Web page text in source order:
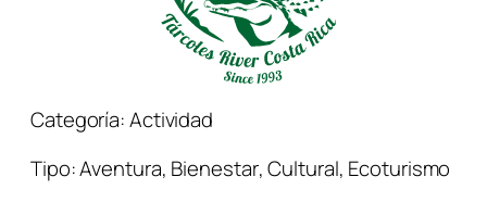
Categoría:Actividad
Tipo:Aventura, Bienestar, Cultural, Ecoturismo